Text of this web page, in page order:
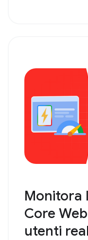
Monitora
Core
utenti